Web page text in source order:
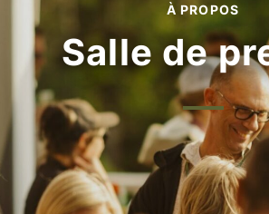
À PROPOS
Salle de